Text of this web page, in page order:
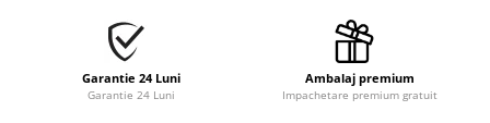
Garantie 24 Luni
Garantie 24 Luni
Ambalaj premium
Impachetare premium gratuit